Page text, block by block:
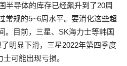
半导体的库存已经飙升到了20周
常规的5~6周水平。要消化这些超
。目前，三星、SK海力士等韩国
明显下滑，三星2022年第四季度
可能出现亏损。